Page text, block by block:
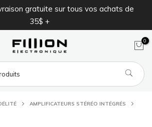
gratuite sur tous vos achats de
35$ +
0
AMPLIFICATEURS STÉRÉO INTÉGRÉS